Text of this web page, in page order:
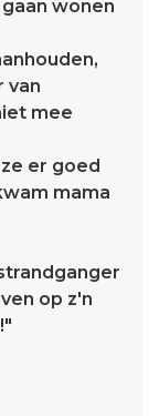
wonen
van
mee
er goed
mama
op z'n